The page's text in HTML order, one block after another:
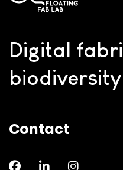
Digital
biodiversity
Contact